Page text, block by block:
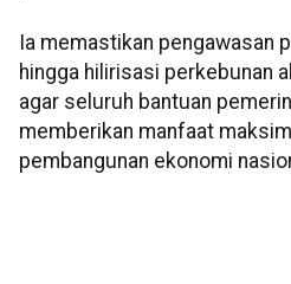
Ia memastikan pengawasan
hingga hilirisasi perkebunan
agar seluruh bantuan
memberikan manfaat
pembangunan ekonomi